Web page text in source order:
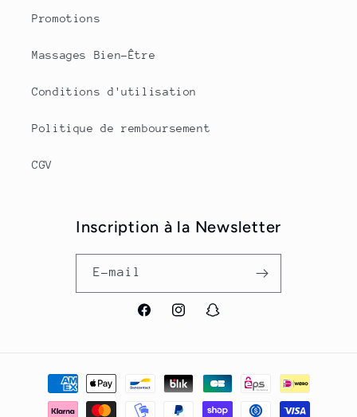
Promotions
Massages Bien-Être
Conditions d'utilisation
Politique de remboursement
CGV
Inscription à la Newsletter
E-mail
FacebookInstagramSnapchat
Moyens